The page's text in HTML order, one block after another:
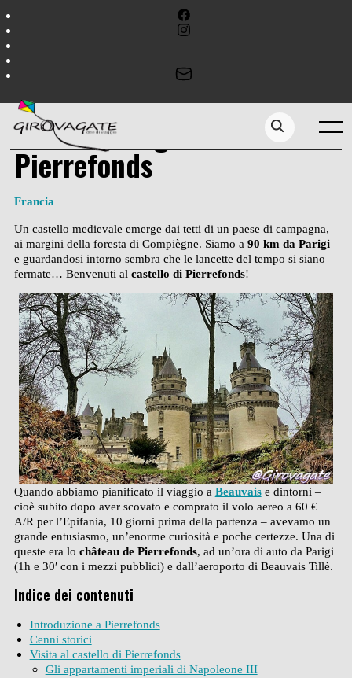
to
content
Menu
Search...
Cosa vedere nell’Oise, a
nord di Parigi: il castello di
Pierrefonds
Francia
Un castello medievale emerge dai tetti di un paese di campagna,
ai margini della foresta di Compiègne. Siamo a 90 km da Parigi
e guardandosi intorno sembra che le lancette del tempo si siano
fermate… Benvenuti al castello di Pierrefonds!
Quando abbiamo pianificato il viaggio a Beauvaise dintorni –
cioè subito dopo aver scovato e comprato il volo aereo a 60 €
A/R per l’Epifania, 10 giorni prima della partenza – avevamo un
grande entusiasmo, un’enorme curiosità e poche certezze. Una di
queste era lo château de Pierrefonds, ad un’ora di auto da Parigi
(1h e 30′ con i mezzi pubblici) e dall’aeroporto di Beauvais Tillè.
Indice dei contenuti
Introduzione a Pierrefonds
Cenni storici
Visita al castello di Pierrefonds
Gli appartamenti imperiali di Napoleone III